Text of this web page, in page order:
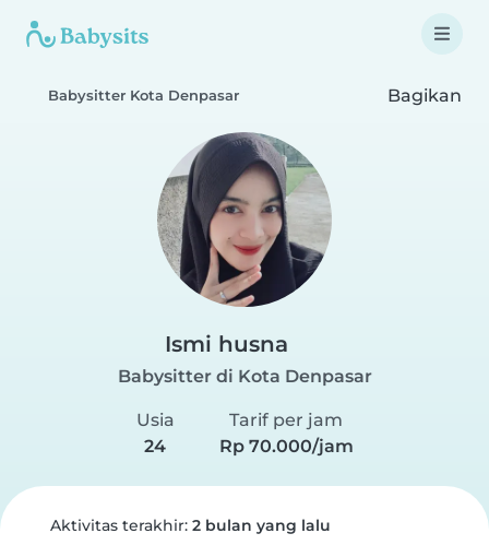
Babysitter Kota Denpasar Bagikan
Ismi husna
Babysitter di Kota Denpasar
Usia
24
Tarif per jam
Rp 70.000/jam
Aktivitas terakhir: 2 bulan yang lalu